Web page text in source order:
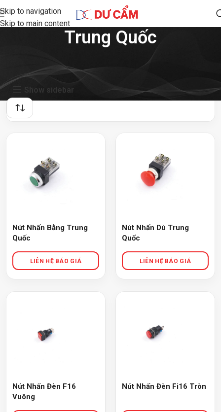
Skip to navigation
Skip to main content
Trung Quốc
Showing all 8 results
Show sidebar
Nút Nhấn Bằng Trung
Quốc
Nút Nhấn Dù Trung
Quốc
Nút Nhấn Đèn F16
Vuông
Nút Nhấn Đèn Fi16 Tròn